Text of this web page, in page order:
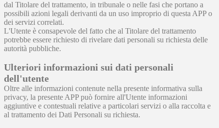
dal Titolare del trattamento, in tribunale o nelle fasi che portano a
possibili azioni legali derivanti da un uso improprio di questa APP o
dei servizi correlati.
L'Utente è consapevole del fatto che al Titolare del trattamento
potrebbe essere richiesto di rivelare dati personali su richiesta delle
autorità pubbliche.
Ulteriori informazioni sui dati personali
dell'utente
Oltre alle informazioni contenute nella presente informativa sulla
privacy, la presente APP può fornire all'Utente informazioni
aggiuntive e contestuali relative a particolari servizi o alla raccolta e
al trattamento dei Dati Personali su richiesta.